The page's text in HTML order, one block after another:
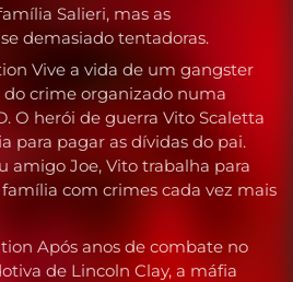
Salieri, mas as
demasiado tentadoras.
Vive a vida de um gangster
crime organizado numa
O herói de guerra Vito Scaletta
para pagar as dívidas do pai.
amigo Joe, Vito trabalha para
com crimes cada vez mais
Após anos de combate no
de Lincoln Clay, a máfia